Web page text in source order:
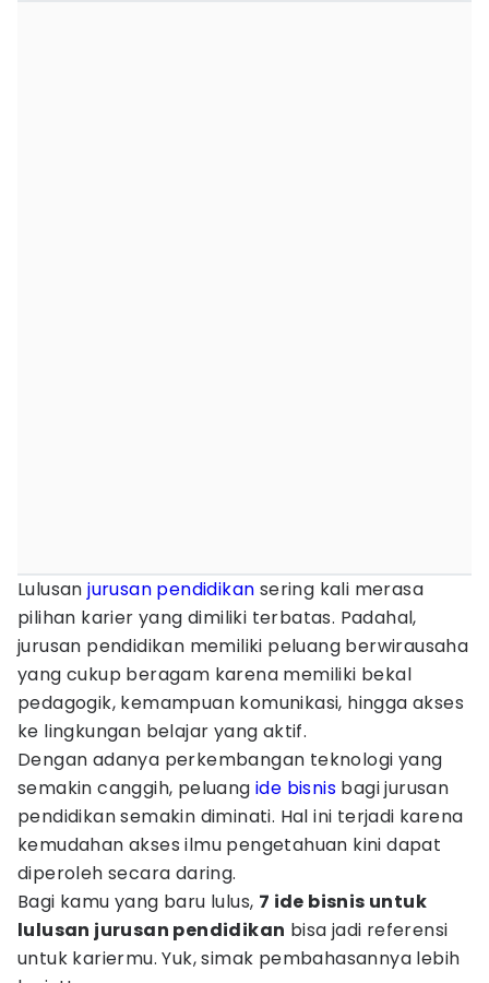
Lulusanjurusan pendidikan sering kali merasa
pilihan karier yang dimiliki terbatas. Padahal,
jurusan pendidikan memiliki peluang berwirausaha
yang cukup beragam karena memiliki bekal
pedagogik, kemampuan komunikasi, hingga akses
ke lingkungan belajar yang aktif.
Dengan adanya perkembangan teknologi yang
semakin canggih, peluang ide bisnis bagi jurusan
pendidikan semakin diminati. Hal ini terjadi karena
kemudahan akses ilmu pengetahuan kini dapat
diperoleh secara daring.
Bagi kamu yang baru lulus, 7 ide bisnis untuk
lulusan jurusan pendidikan bisa jadi referensi
untuk kariermu. Yuk, simak pembahasannya lebih